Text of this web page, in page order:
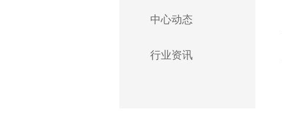
中心动态
行业资讯